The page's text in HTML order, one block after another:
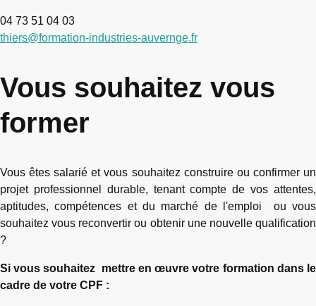
04 73 51 04 03
thiers@formation-industries-auvernge.fr
Vous souhaitez vous
former
Vous êtes salarié et vous souhaitez construire ou confirmer un
projet professionnel durable, tenant compte de vos attentes,
aptitudes, compétences et du marché de l'emploi ou vous
souhaitez vous reconvertir ou obtenir une nouvelle qualification
?
Si vous souhaitez mettre en œuvre votre formation dans le
cadre de votre CPF :